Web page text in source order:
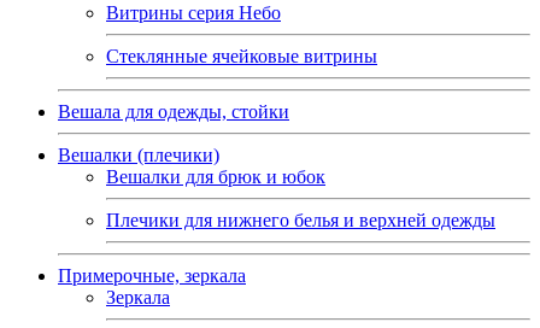
Витрины серия Небо
Стеклянные ячейковые витрины
Вешала для одежды, стойки
Вешалки (плечики)
Вешалки для брюк и юбок
Плечики для нижнего белья и верхней одежды
Примерочные, зеркала
Зеркала